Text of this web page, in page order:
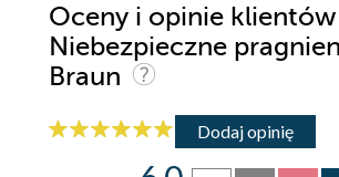
Oceny i opinie
Niebezpieczne
Braun
Dodaj opinię